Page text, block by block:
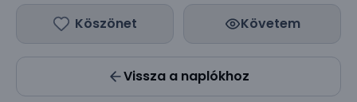
Köszönet Követem
Vissza a naplókhoz